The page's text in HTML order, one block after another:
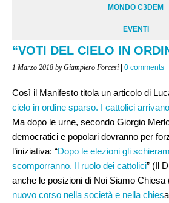
MONDO C3DEM
EVENTI
“VOTI DEL CIELO IN
1 Marzo 2018 by Giampiero Forcesi | 0 comments
Così il Manifesto titola un articolo di
cielo in ordine sparso. I cattolici
Ma dopo le urne, secondo Giorgio
democratici e popolari dovranno per
l’iniziativa: “Dopo le elezioni gli
scomporranno. Il ruolo dei cattolici” (Il
anche le posizioni di Noi Siamo Chiesa
nuovo corso nella società e nella chies